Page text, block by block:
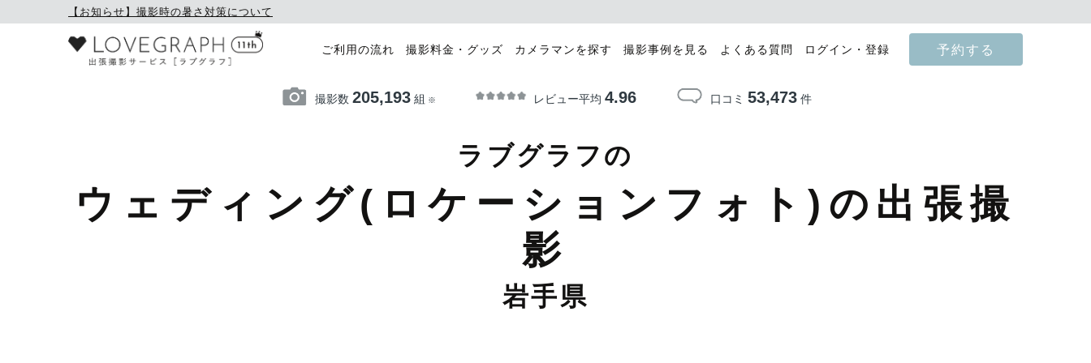
【お知らせ】撮影時の暑さ対策について
ご利用の流れ 撮影料金・グッズ カメラマンを探す 撮影事例を見る よくある質問 ログイン・登録 予約する
撮影数 205,193組 ※ レビュー平均 4.96 口コミ 53,473件
ラブグラフの
ウェディング(ロケーションフォト)の出張撮
影
岩手県